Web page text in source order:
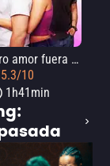
Otro amor fuera de tiempo
5.3/10
1h41min